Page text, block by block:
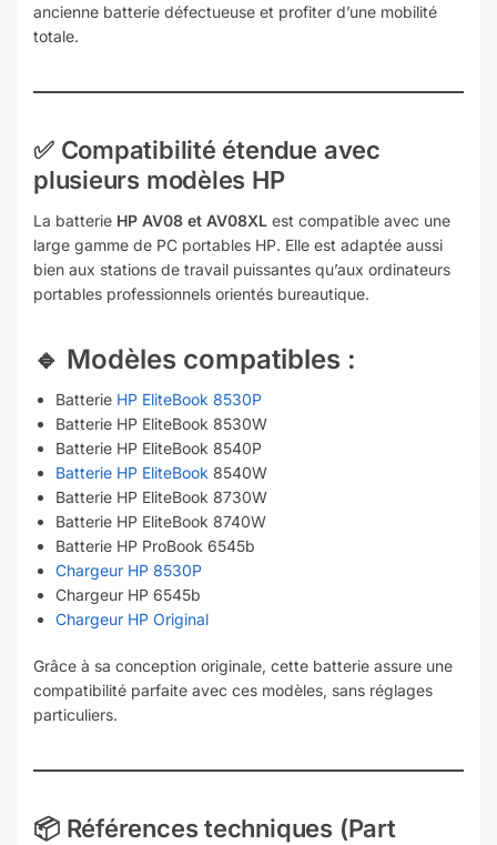
ancienne batterie défectueuse et profiter d’une mobilité
totale.
✅ Compatibilité étendue avec
plusieurs modèles HP
La batterie HP AV08 et AV08XL est compatible avec une
large gamme de PC portables HP. Elle est adaptée aussi
bien aux stations de travail puissantes qu’aux ordinateurs
portables professionnels orientés bureautique.
🔹 Modèles compatibles :
Batterie HP EliteBook 8530P
Batterie HP EliteBook 8530W
Batterie HP EliteBook 8540P
Batterie HP EliteBook 8540W
Batterie HP EliteBook 8730W
Batterie HP EliteBook 8740W
Batterie HP ProBook 6545b
Chargeur HP 8530P
Chargeur HP 6545b
Chargeur HP Original
Grâce à sa conception originale, cette batterie assure une
compatibilité parfaite avec ces modèles, sans réglages
particuliers.
📦 Références techniques (Part